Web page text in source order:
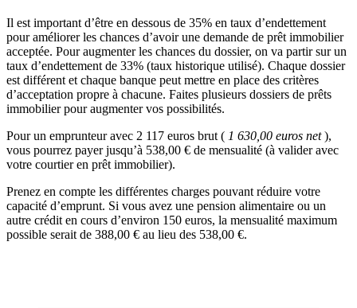
Il est important d’être en dessous de 35% en taux d’endettement
pour améliorer les chances d’avoir une demande de prêt immobilier
acceptée. Pour augmenter les chances du dossier, on va partir sur un
taux d’endettement de 33% (taux historique utilisé). Chaque dossier
est différent et chaque banque peut mettre en place des critères
d’acceptation propre à chacune. Faites plusieurs dossiers de prêts
immobilier pour augmenter vos possibilités.
Pour un emprunteur avec 2 117 euros brut ( 1 630,00 euros net),
vous pourrez payer jusqu’à 538,00 € de mensualité (à valider avec
votre courtier en prêt immobilier).
Prenez en compte les différentes charges pouvant réduire votre
capacité d’emprunt. Si vous avez une pension alimentaire ou un
autre crédit en cours d’environ 150 euros, la mensualité maximum
possible serait de 388,00 € au lieu des 538,00 €.